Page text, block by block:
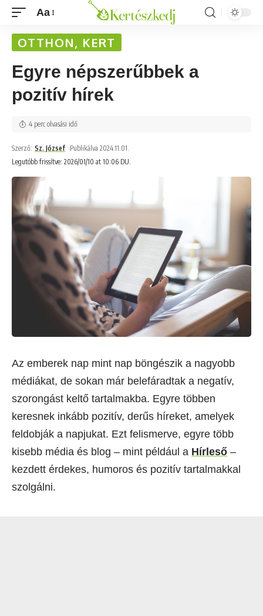
Aa
OTTHON, KERT
Egyre népszerűbbek a
pozitív hírek
Legutóbb frissítve: 2026/01/10 at 10:06 DU.
Szerző: Sz. József Publikálva 2024.11.01.
4 perc olvasási idő
Az emberek nap mint nap böngészik a nagyobb
médiákat, de sokan már belefáradtak a negatív,
szorongást keltő tartalmakba. Egyre többen
keresnek inkább pozitív, derűs híreket, amelyek
feldobják a napjukat. Ezt felismerve, egyre több
kisebb média és blog – mint például a Hírleső –
kezdett érdekes, humoros és pozitív tartalmakkal
szolgálni.